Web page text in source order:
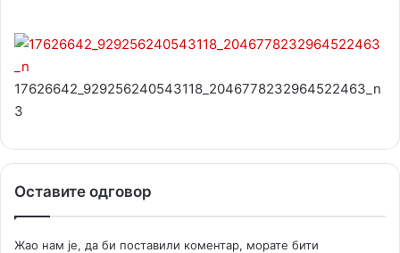
17626642_929256240543118_2046778232964522463_n
3
Оставите одговор
Жао нам је, да би поставили коментар, морате бити